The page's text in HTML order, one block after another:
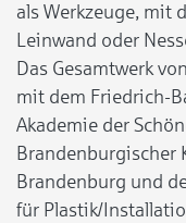
als Werkzeuge, mit
Leinwand oder
Das Gesamtwerk
mit dem Friedrich-
Akademie der
Brandenburgischer
Brandenburg und
für Plastik/